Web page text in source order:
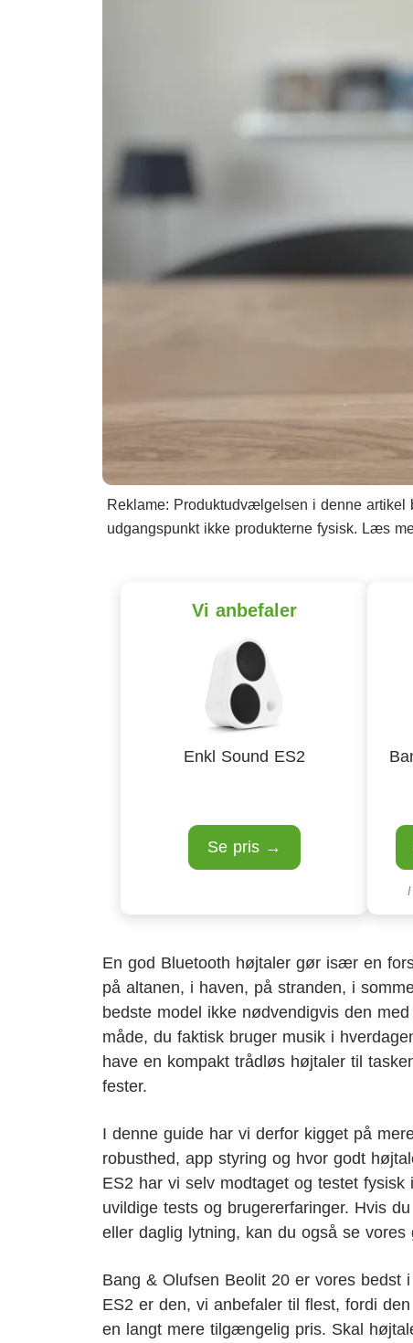
Reklame: Produktudvælgelsen i denne artikel
udgangspunkt ikke produkterne fysisk. Læs
Vi anbefaler
Enkl Sound ES2
Se pris →
I
En god Bluetooth højtaler gør især en
på altanen, i haven, på stranden, i
bedste model ikke nødvendigvis den
måde, du faktisk bruger musik i
have en kompakt trådløs højtaler til
fester.
I denne guide har vi derfor kigget på
robusthed, app styring og hvor godt
ES2 har vi selv modtaget og testet
uvildige tests og brugererfaringer. Hvis
eller daglig lytning, kan du også se vores
Bang & Olufsen Beolit 20 er vores bedst
ES2 er den, vi anbefaler til flest, fordi
en langt mere tilgængelig pris. Skal